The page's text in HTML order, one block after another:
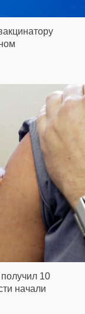
10
начали